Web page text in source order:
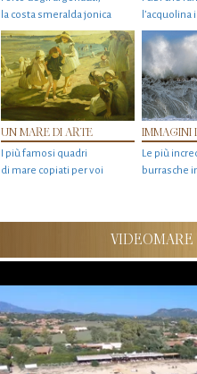
la costa smeralda jonica
l’acquolina
UN MARE DI ARTE
I più famosi quadri
di mare copiati per voi
IMMAGINI
Le più
burrasche
VIDEOMARE